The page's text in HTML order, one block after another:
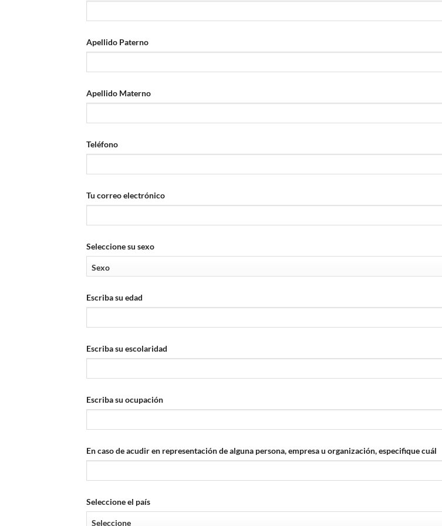
Apellido Paterno
Apellido Materno
Teléfono
Tu correo electrónico
Seleccione su sexo
Escriba su edad
Escriba su escolaridad
Escriba su ocupación
En caso de acudir en representación de alguna persona, empresa u organización, especifique cuál
Seleccione el país